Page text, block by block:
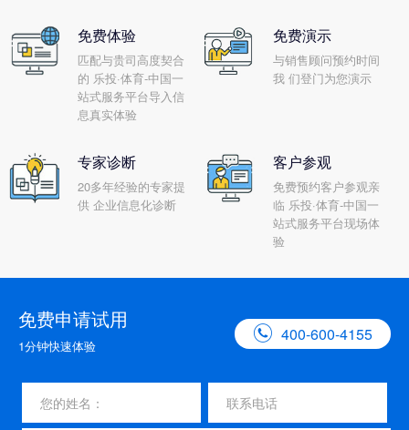
免费体验
匹配与贵司高度契合
的 乐投·体育-中国一
站式服务平台导入信
息真实体验
免费演示
与销售顾问预约时间
我 们登门为您演示
专家诊断
20多年经验的专家提
供 企业信息化诊断
客户参观
免费预约客户参观亲
临 乐投·体育-中国一
站式服务平台现场体
验
免费申请试用
1分钟快速体验
 400-600-4155